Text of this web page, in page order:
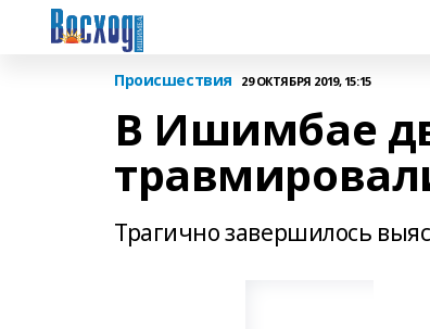
Происшествия 29 ОКТЯБРЯ 2019, 15:15
В Ишимбае
Трагично завершилось